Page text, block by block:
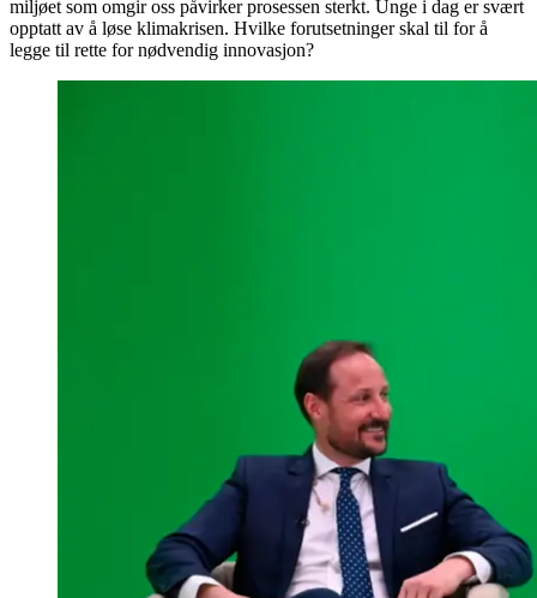
miljøet som omgir oss påvirker prosessen sterkt. Unge i dag er svært
opptatt av å løse klimakrisen. Hvilke forutsetninger skal til for å
legge til rette for nødvendig innovasjon?